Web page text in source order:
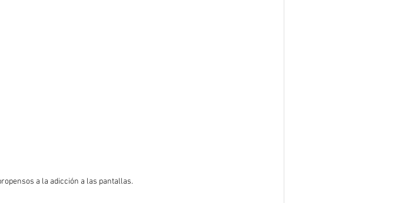
a la adicción a las pantallas.